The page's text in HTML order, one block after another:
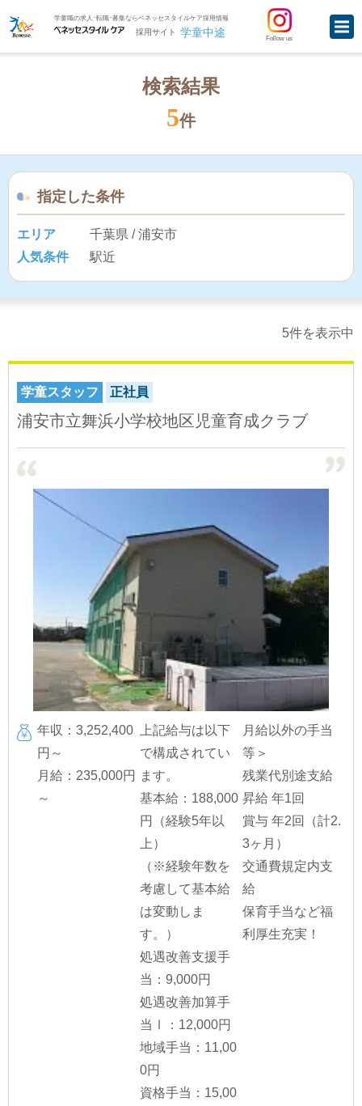
学童職の求人･転職･募集ならベネッセスタイルケア採用情報
採用サイト 学童中途 Follow us
検索結果
5件
指定した条件
エリア
千葉県 / 浦安市
人気条件
駅近
5件を表示中
学童スタッフ 正社員
浦安市立舞浜小学校地区児童育成クラブ
年収：3,252,400
円～
月給：235,000円
～
上記給与は以下
で構成されてい
ます。
基本給：188,000
円（経験5年以
上）
（※経験年数を
考慮して基本給
は変動しま
す。）
処遇改善支援手
当：9,000円
処遇改善加算手
当Ⅰ：12,000円
地域手当：11,00
0円
資格手当：15,00
月給以外の手当
等＞
残業代別途支給
昇給 年1回
賞与 年2回（計2.
3ヶ月）
交通費規定内支
給
保育手当など福
利厚生充実！